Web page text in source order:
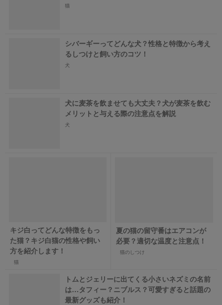
猫
シバーギーってどんな犬？性格と特徴から考え
るしつけと飼い方のコツ！
犬
犬に麦茶を飲ませても大丈夫？犬が麦茶を飲む
メリットと与える際の注意点を解説
犬
キジ白ってどんな特徴をもっ
た猫？キジ白猫の性格や飼い
方を紹介します！
猫
夏の猫の留守番はエアコンが
必要？適切な温度と注意点！
猫のしつけ
トムとジェリーに出てくる小さいネズミの名前
は…タフィー？ニブルス？可愛すぎると話題の
最新グッズも紹介！